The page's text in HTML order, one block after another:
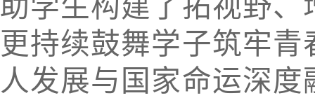
助学生构建了拓视野
更持续鼓舞学子筑牢
人发展与国家命运深